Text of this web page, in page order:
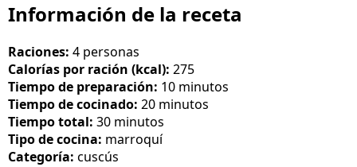
Información de la receta
Raciones: 4 personas
Calorías por ración (kcal): 275
Tiempo de preparación: 10 minutos
Tiempo de cocinado: 20 minutos
Tiempo total: 30 minutos
Tipo de cocina: marroquí
Categoría: cuscús